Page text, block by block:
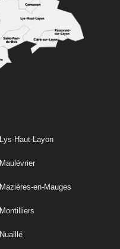
Lys-Haut-Layon
Maulévrier
Mazières-en-Mauges
Montilliers
Nuaillé